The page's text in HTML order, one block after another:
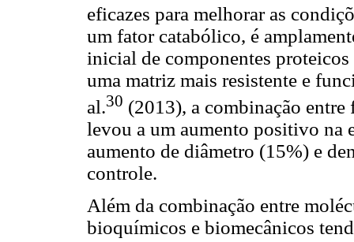
eficazes para melhorar as
um fator catabólico, é
inicial de componentes
uma matriz mais resistente e
al.30 (2013), a combinação
levou a um aumento positivo na
aumento de diâmetro (15%) e
controle.
Além da combinação entre
bioquímicos e biomecânicos